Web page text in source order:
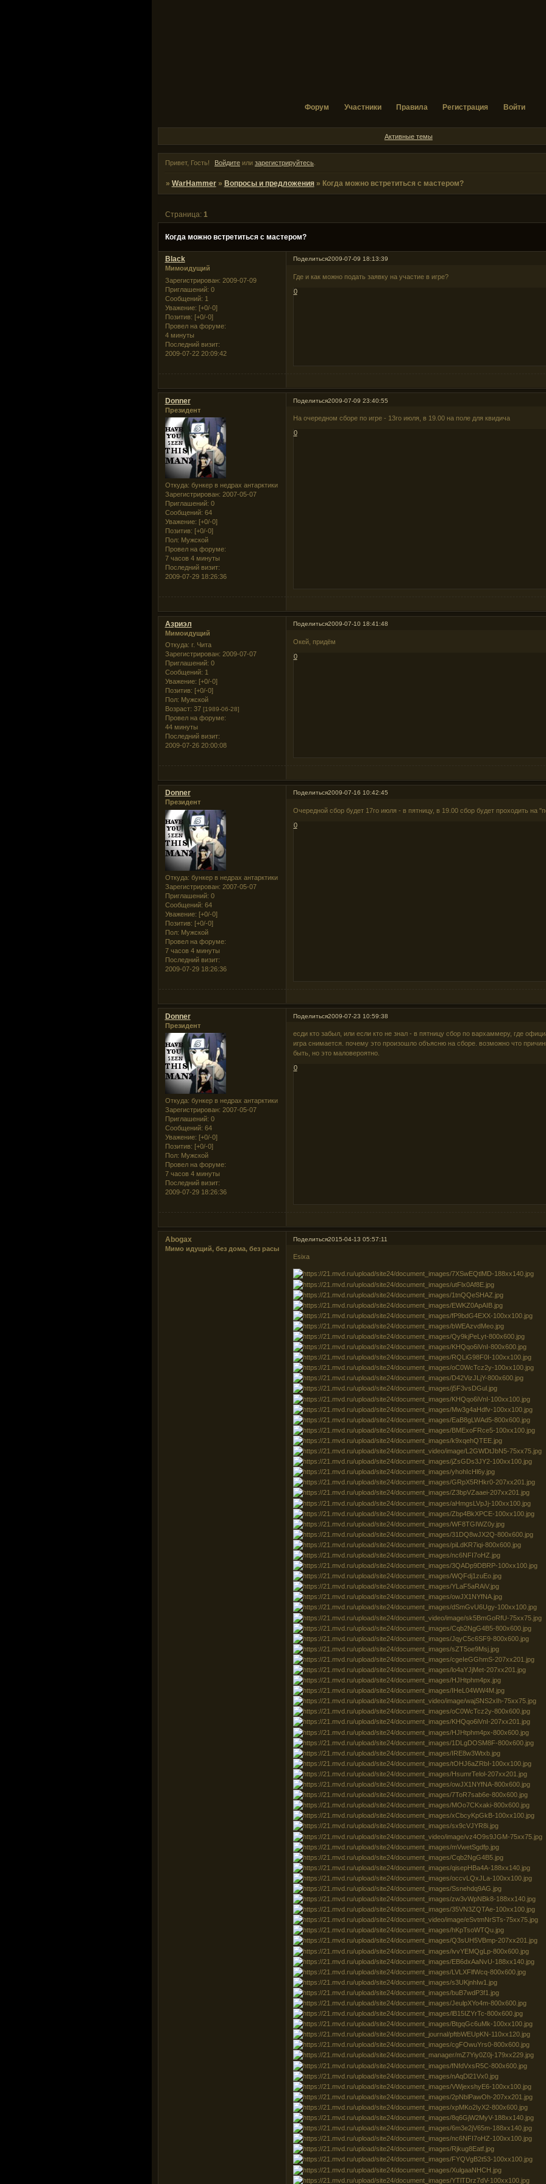
Форум Участники Правила Регистрация Войти
Активные темы
Привет, Гость! Войдите или зарегистрируйтесь
» WarHammer » Вопросы и предложения » Когда можно встретиться с мастером?
Когда можно встретиться с мастером?
Страница: 1
Поделиться2009-07-09 18:13:39
Black
Мимоидущий
Зарегистрирован: 2009-07-09
Приглашений: 0
Сообщений: 1
Уважение: [+0/-0]
Позитив: [+0/-0]
Провел на форуме:
4 минуты
Последний визит:
2009-07-22 20:09:42
Где и как можно подать заявку на участие в игре?
0
Поделиться2009-07-09 23:40:55
Donner
Президент
Откуда: бункер в недрах антарктики
Зарегистрирован: 2007-05-07
Приглашений: 0
Сообщений: 64
Уважение: [+0/-0]
Позитив: [+0/-0]
Пол: Мужской
Провел на форуме:
7 часов 4 минуты
Последний визит:
2009-07-29 18:26:36
На очередном сборе по игре - 13го июля, в 19.00 на поле для квидича
0
Поделиться2009-07-10 18:41:48
Азриэл
Мимоидущий
Откуда: г. Чита
Зарегистрирован: 2009-07-07
Приглашений: 0
Сообщений: 1
Уважение: [+0/-0]
Позитив: [+0/-0]
Пол: Мужской
Возраст: 37 [1989-06-28]
Провел на форуме:
44 минуты
Последний визит:
2009-07-26 20:00:08
Окей, придём
0
Поделиться2009-07-16 10:42:45
Donner
Президент
Откуда: бункер в недрах антарктики
Зарегистрирован: 2007-05-07
Приглашений: 0
Сообщений: 64
Уважение: [+0/-0]
Позитив: [+0/-0]
Пол: Мужской
Провел на форуме:
7 часов 4 минуты
Последний визит:
2009-07-29 18:26:36
Очередной сбор будет 17го июля - в пятницу, в 19.00 сбор будет проходить на
0
Поделиться2009-07-23 10:59:38
Donner
Президент
Откуда: бункер в недрах антарктики
Зарегистрирован: 2007-05-07
Приглашений: 0
Сообщений: 64
Уважение: [+0/-0]
Позитив: [+0/-0]
Пол: Мужской
Провел на форуме:
7 часов 4 минуты
Последний визит:
2009-07-29 18:26:36
есди кто забыл, или если кто не знал - в пятницу сбор по вархаммеру, где
игра снимается. почему это произошло объясню на сборе. возможно что
быть, но это маловероятно.
0
Поделиться2015-04-13 05:57:11
Abogax
Мимо идущий, без дома, без расы
Esixa